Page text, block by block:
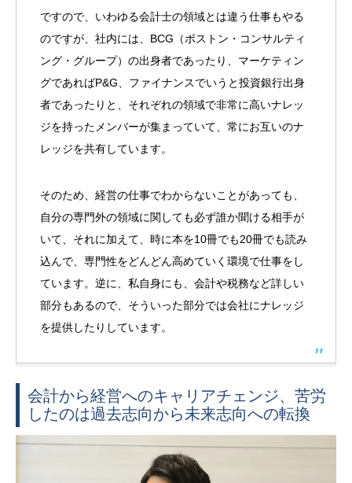
ですので、いわゆる会計士の領域とは違う仕事もやる
のですが、社内には、BCG（ボストン・コンサルティ
ング・グループ）の出身者であったり、マーケティン
グであればP&G、ファイナンスでいうと投資銀行出身
者であったりと、それぞれの領域で非常に高いナレッ
ジを持ったメンバーが集まっていて、常にお互いのナ
レッジを共有しています。
そのため、経営の仕事でわからないことがあっても、
自分の専門外の領域に関しても必ず誰か聞ける相手が
いて、それに加えて、時に本を10冊でも20冊でも読み
込んで、専門性をどんどん高めていく環境で仕事をし
ています。逆に、私自身にも、会計や税務など詳しい
部分もあるので、そういった部分では会社にナレッジ
を提供したりしています。
会計から経営へのキャリアチェンジ、苦労
したのは過去志向から未来志向への転換